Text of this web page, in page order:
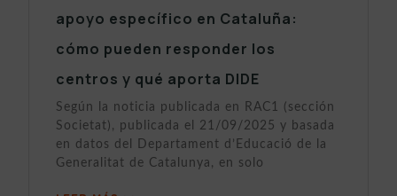
apoyo específico en Cataluña:
cómo pueden responder los
centros y qué aporta DIDE
Según la noticia publicada en RAC1 (sección
Societat), publicada el 21/09/2025 y basada
en datos del Departament d’Educació de la
Generalitat de Catalunya, en solo